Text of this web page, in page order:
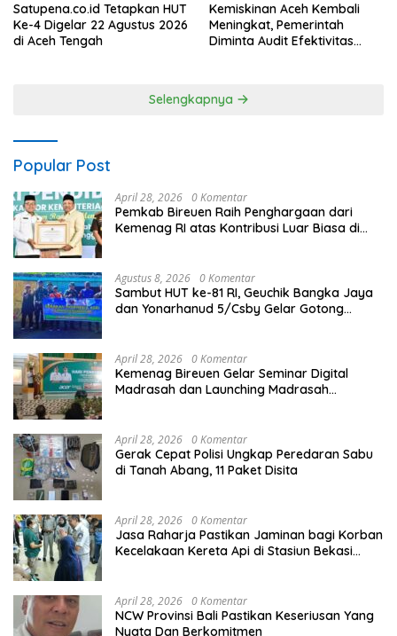
Satupena.co.id Tetapkan HUT
Ke-4 Digelar 22 Agustus 2026
di Aceh Tengah
Kemiskinan Aceh Kembali
Meningkat, Pemerintah
Diminta Audit Efektivitas
Selengkapnya
Popular Post
April 28, 2026 0 Komentar
Pemkab Bireuen Raih Penghargaan dari
Kemenag RI atas Kontribusi Luar Biasa di
Agustus 8, 2026 0 Komentar
Sambut HUT ke-81 RI, Geuchik Bangka Jaya
dan Yonarhanud 5/Csby Gelar Gotong
April 28, 2026 0 Komentar
Kemenag Bireuen Gelar Seminar Digital
Madrasah dan Launching Madrasah
April 28, 2026 0 Komentar
Gerak Cepat Polisi Ungkap Peredaran Sabu
di Tanah Abang, 11 Paket Disita
April 28, 2026 0 Komentar
Jasa Raharja Pastikan Jaminan bagi Korban
Kecelakaan Kereta Api di Stasiun Bekasi
April 28, 2026 0 Komentar
NCW Provinsi Bali Pastikan Keseriusan Yang
Nyata Dan Berkomitmen